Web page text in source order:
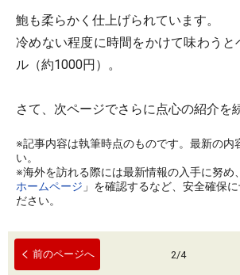
鮑も柔らかく仕上げられています。
冷めない程度に時間をかけて味わうと
ル（約1000円）。
さて、次ページでさらに点心の紹介を
※記事内容は執筆時点のものです。最新の内
い。
※海外を訪れる際には最新情報の入手に努め
ホームページ 」を確認するなど、安全確保
ださい。
前のページへ 2/4